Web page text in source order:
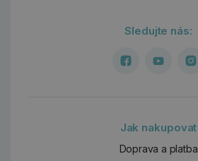
Sledujte nás:
Jak nakupovat
Doprava a platba